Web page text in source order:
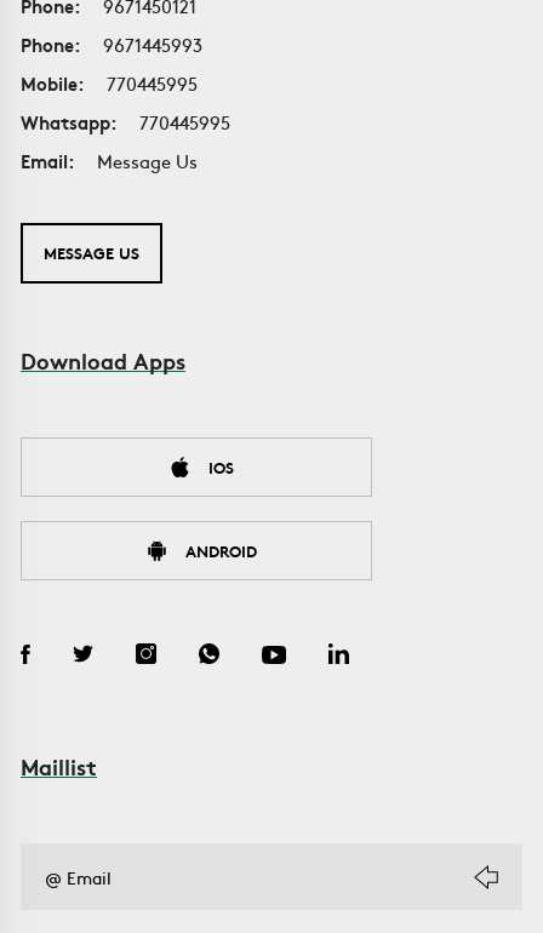
Phone:
9671450121
Phone:
9671445993
Mobile:
770445995
Whatsapp:
770445995
Email:
Message Us
MESSAGE US
Download Apps
IOS
ANDROID
Maillist